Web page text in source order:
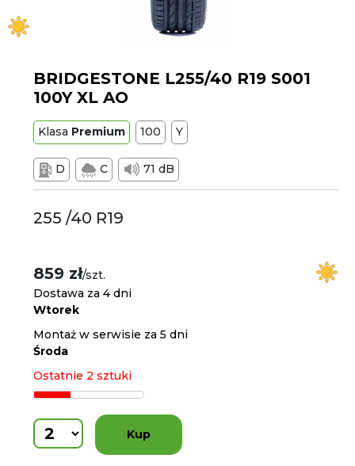
BRIDGESTONE L255/40 R19 S001
100Y XL AO
Klasa Premium 100 Y
D C 71 dB
255 /40 R19
859 zł/szt.
Dostawa za 4 dni
Wtorek
Montaż w serwisie za 5 dni
Środa
Ostatnie 2 sztuki
Kup